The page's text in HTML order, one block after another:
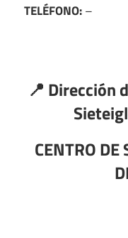
TELÉFONO:–
📍 Dirección
CENTRO DE